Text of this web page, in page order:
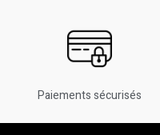
Paiements sécurisés